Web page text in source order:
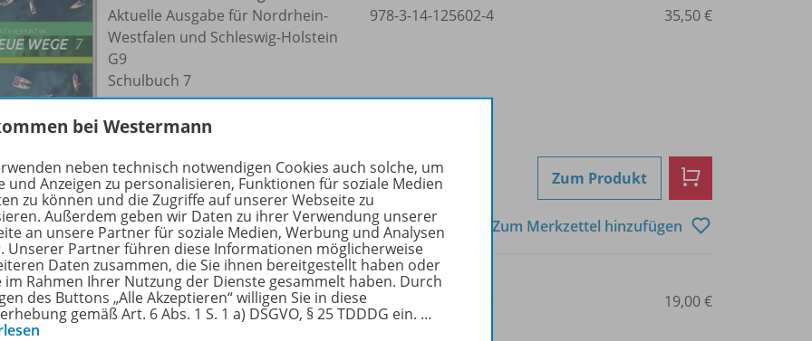
Aktuelle Ausgabe für Nordrhein-
Westfalen und Schleswig-Holstein
G9
Schulbuch 7
Lieferbar
Ergänzende Digitalprodukte erhältlich
978-3-14-125602-4 35,50 €
Zum Produkt
Zum Merkzettel hinzufügen
Mathematik Neue Wege SI
Aktuelle Ausgabe für Nordrhein-
Westfalen und Schleswig-Holstein
978-3-14-125620-8 19,00 €
bei Westermann
neben technisch notwendigen Cookies auch solche, um
und Anzeigen zu personalisieren, Funktionen für soziale Medien
zu können und die Zugriffe auf unserer Webseite zu
Außerdem geben wir Daten zu ihrer Verwendung unserer
an unsere Partner für soziale Medien, Werbung und Analysen
Unserer Partner führen diese Informationen möglicherweise
Daten zusammen, die Sie ihnen bereitgestellt haben oder
im Rahmen Ihrer Nutzung der Dienste gesammelt haben. Durch
des Buttons „Alle Akzeptieren“ willigen Sie in diese
gemäß Art. 6 Abs. 1 S. 1 a) DSGVO, § 25 TDDDG ein. …